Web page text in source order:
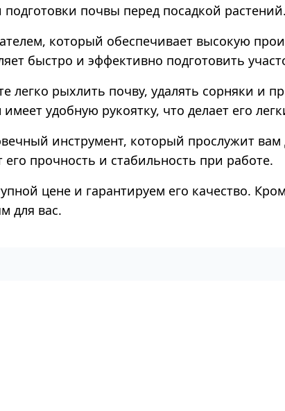
почвы перед посадкой
который обеспечивает высокую
быстро и эффективно подготовить
рыхлить почву, удалять сорняки и
удобную рукоятку, что делает его
инструмент, который прослужит
прочность и стабильность при работе.
цене и гарантируем его качество.
для вас.